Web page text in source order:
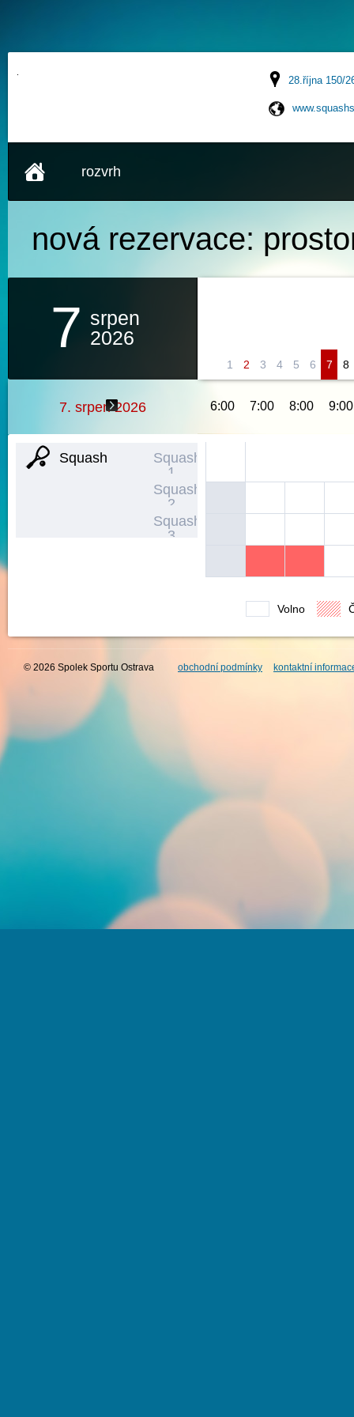
28.října 150/
rozvrh
nová rezervace:
7 srpen
2026
1 2 3 4 5 6 7 8
7. srpen 2026 6:00 7:00 8:00 9:00
Squash
Squash
1
Squash
2
Squash
3
Volno
© 2026 Spolek Sportu Ostrava obchodní podmínky kontaktní